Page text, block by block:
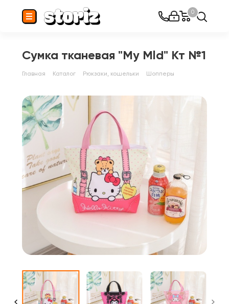
0
Сумка тканевая "My Mld" Кт №1
Главная Каталог Рюкзаки, кошельки Шопперы